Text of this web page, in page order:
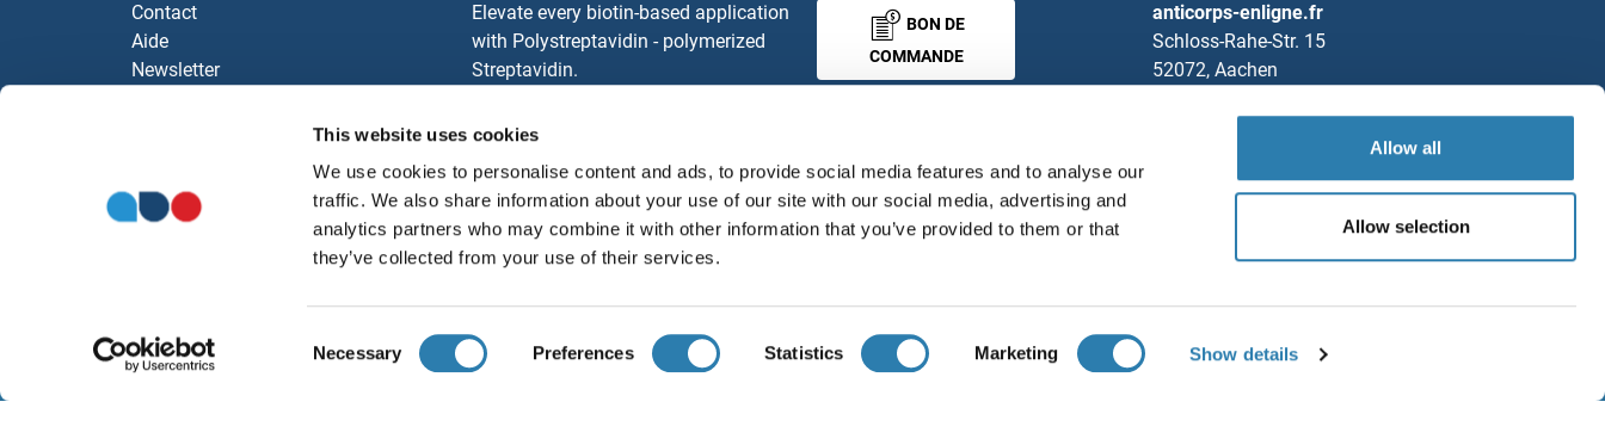
This website uses cookies
We use cookies to personalise content and ads, to provide social media features and to analyse our
traffic. We also share information about your use of our site with our social media, advertising and
analytics partners who may combine it with other information that you’ve provided to them or that
they’ve collected from your use of their services.
Selection
Necessary Preferences Statistics Marketing Show details
Allow all
Allow selection
Contact
Aide
Newsletter
Elevate every biotin-based application
with Polystreptavidin - polymerized
Streptavidin.
Rabbit RFP Antibody
ELISA Kits
antibodies online purchase process
Nos distributeurs
BON DE
COMMANDE
GUARANTEE
anticorps-enligne.fr
Schloss-Rahe-Str. 15
52072, Aachen
+49 (0)241 95 163 153
+49 (0)241 95 163 155
Rockland Immunochemicals, Inc.
France
Sauvegarder / Partager